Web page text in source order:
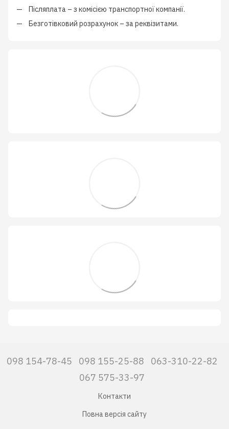
Післяплата – з комісією транспортної компанії.
Безготівковий розрахунок – за реквізитами.
098 154-78-45 098 155-25-88
063-310-22-82
067 575-33-97
Контакти
Повна версія сайту